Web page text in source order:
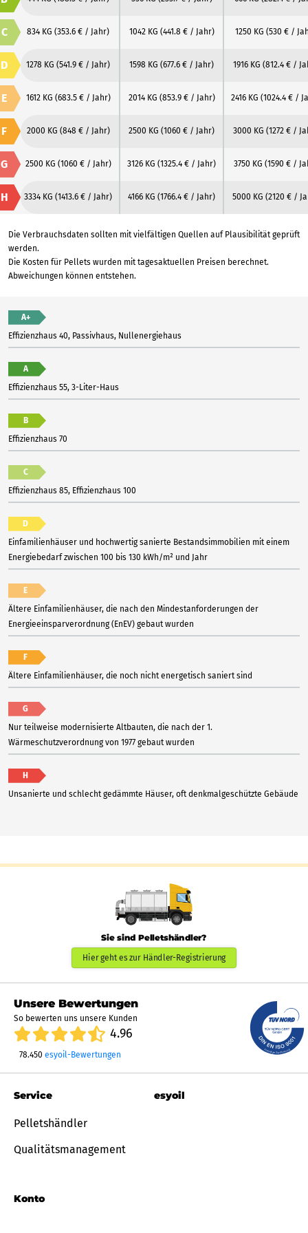
C 834 KG (353.6 € / Jahr) 1042 KG (441.8 € / Jahr) 1250 KG (530 € /
D 1278 KG (541.9 € / Jahr) 1598 KG (677.6 € / Jahr) 1916 KG (812.4 € /
E 1612 KG (683.5 € / Jahr) 2014 KG (853.9 € / Jahr) 2416 KG (1024.4 € /
F 2000 KG (848 € / Jahr) 2500 KG (1060 € / Jahr) 3000 KG (1272 € /
G 2500 KG (1060 € / Jahr) 3126 KG (1325.4 € / Jahr) 3750 KG (1590 € /
H 3334 KG (1413.6 € / Jahr) 4166 KG (1766.4 € / Jahr) 5000 KG (2120 € /
Die Verbrauchsdaten sollten mit vielfältigen Quellen auf Plausibilität geprüft
werden.
Die Kosten für Pellets wurden mit tagesaktuellen Preisen berechnet.
Abweichungen können entstehen.
A+
Effizienzhaus 40, Passivhaus, Nullenergiehaus
A
Effizienzhaus 55, 3-Liter-Haus
B
Effizienzhaus 70
C
Effizienzhaus 85, Effizienzhaus 100
D
Einfamilienhäuser und hochwertig sanierte Bestandsimmobilien mit einem
Energiebedarf zwischen 100 bis 130 kWh/m² und Jahr
E
Ältere Einfamilienhäuser, die nach den Mindestanforderungen der
Energieeinsparverordnung (EnEV) gebaut wurden
F
Ältere Einfamilienhäuser, die noch nicht energetisch saniert sind
G
Nur teilweise modernisierte Altbauten, die nach der 1.
Wärmeschutzverordnung von 1977 gebaut wurden
H
Unsanierte und schlecht gedämmte Häuser, oft denkmalgeschützte Gebäude
Sie sind Pelletshändler?
Hier geht es zur Händler-Registrierung
Unsere Bewertungen
So bewerten uns unsere Kunden
4.96
78.450 esyoil-Bewertungen
Service
Pelletshändler
Qualitätsmanagement
Konto
esyoil